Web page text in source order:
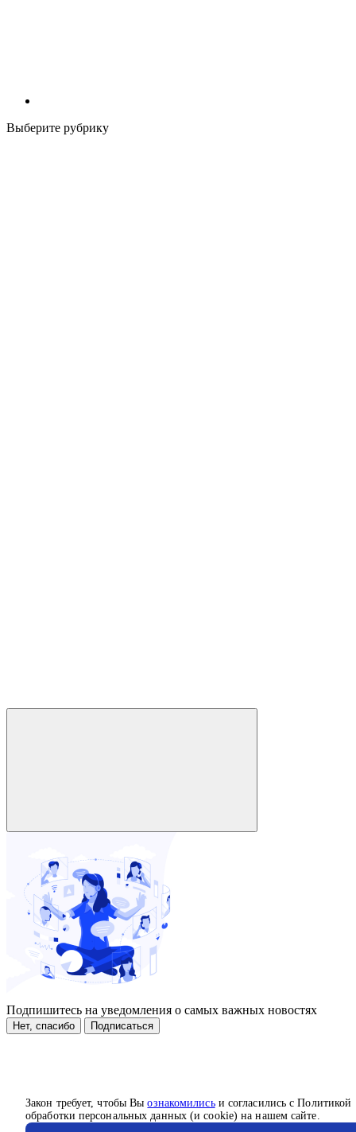
Закон требует, чтобы Выознакомилисьи согласились с Политикой
обработки персональных данных (и cookie) на нашем сайте.
Выберите рубрику
Подпишитесь на уведомления о самых важных новостях
Нет, спасибо Подписаться